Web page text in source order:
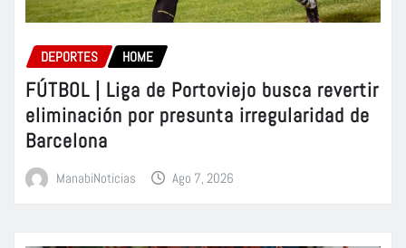
DEPORTES HOME
FÚTBOL | Liga de Portoviejo busca revertir
eliminación por presunta irregularidad de
Barcelona
ManabiNoticias Ago 7, 2026